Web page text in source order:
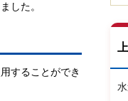
した。
することができ